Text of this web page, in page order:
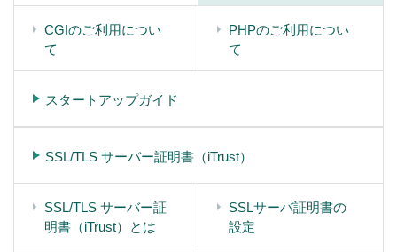
CGIのご利用につい
て
PHPのご利用につい
て
スタートアップガイド
SSL/TLS サーバー証明書（iTrust）
SSL/TLS サーバー証
明書（iTrust）とは
SSLサーバ証明書の
設定